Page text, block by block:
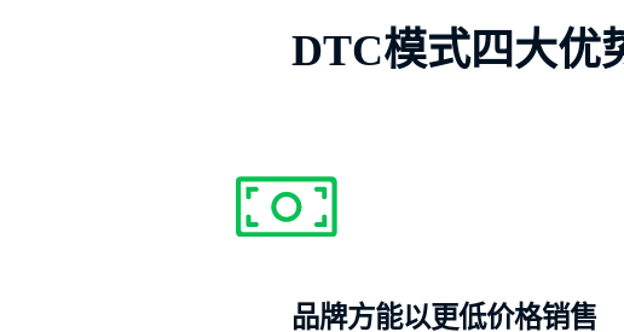
DTC模式四大优
品牌方能以更低价格销售